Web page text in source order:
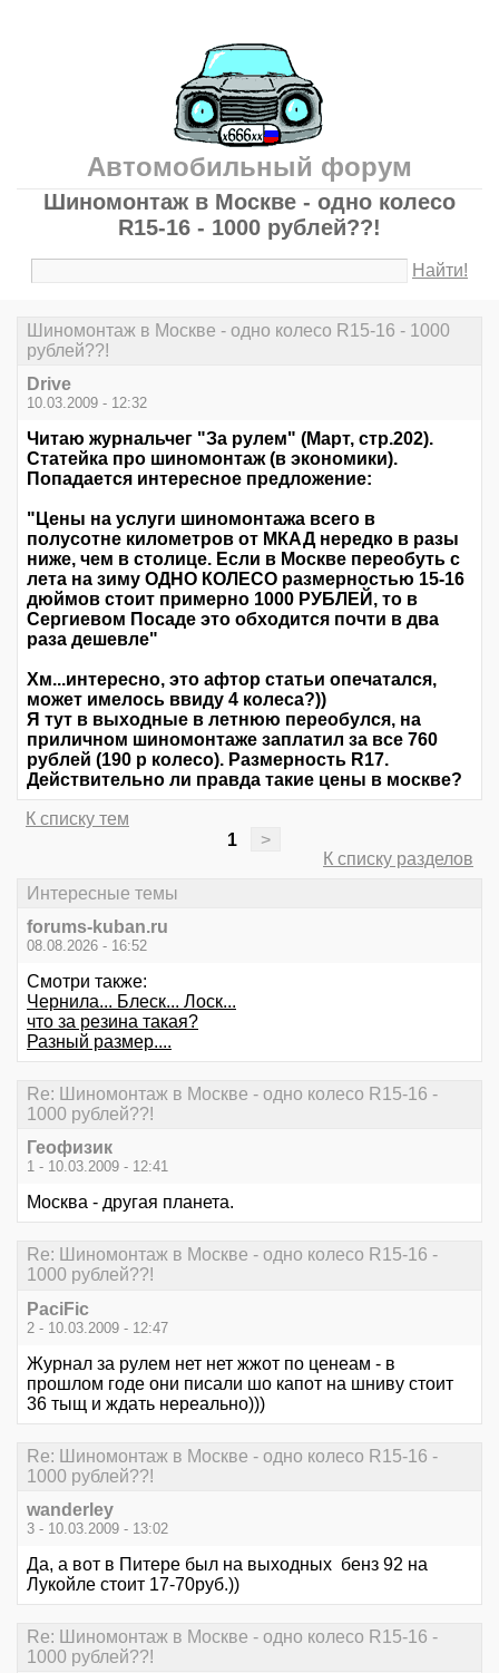
Автомобильный форум
Шиномонтаж в Москве - одно колесо
R15-16 - 1000 рублей??!
Найти!
Шиномонтаж в Москве - одно колесо R15-16 - 1000
рублей??!
Drive
10.03.2009 - 12:32
Читаю журнальчег "За рулем" (Март, стр.202).
Статейка про шиномонтаж (в экономики).
Попадается интересное предложение:
"Цены на услуги шиномонтажа всего в
полусотне километров от МКАД нередко в разы
ниже, чем в столице. Если в Москве переобуть с
лета на зиму ОДНО КОЛЕСО размерностью 15-16
дюймов стоит примерно 1000 РУБЛЕЙ, то в
Сергиевом Посаде это обходится почти в два
раза дешевле"
Хм...интересно, это афтор статьи опечатался,
может имелось ввиду 4 колеса?))
Я тут в выходные в летнюю переобулся, на
приличном шиномонтаже заплатил за все 760
рублей (190 р колесо). Размерность R17.
Действительно ли правда такие цены в москве?
К списку тем
1
>
К списку разделов
Интересные темы
forums-kuban.ru
08.08.2026 - 16:52
Смотри также:
Чернила... Блеск... Лоск...
что за резина такая?
Разный размер....
Re: Шиномонтаж в Москве - одно колесо R15-16 -
1000 рублей??!
Геофизик
1 - 10.03.2009 - 12:41
Москва - другая планета.
Re: Шиномонтаж в Москве - одно колесо R15-16 -
1000 рублей??!
PaciFic
2 - 10.03.2009 - 12:47
Журнал за рулем нет нет жжот по ценеам - в
прошлом годе они писали шо капот на шниву стоит
36 тыщ и ждать нереально)))
Re: Шиномонтаж в Москве - одно колесо R15-16 -
1000 рублей??!
wanderley
3 - 10.03.2009 - 13:02
Да, а вот в Питере был на выходных бенз 92 на
Лукойле стоит 17-70руб.))
Re: Шиномонтаж в Москве - одно колесо R15-16 -
1000 рублей??!